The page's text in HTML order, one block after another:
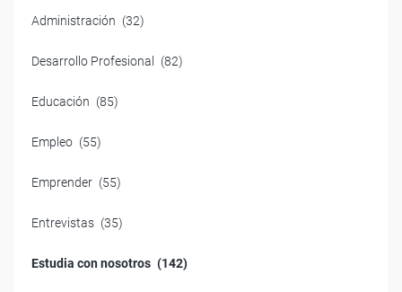
Administración (32)
Desarrollo Profesional (82)
Educación (85)
Empleo (55)
Emprender (55)
Entrevistas (35)
Estudia con nosotros (142)